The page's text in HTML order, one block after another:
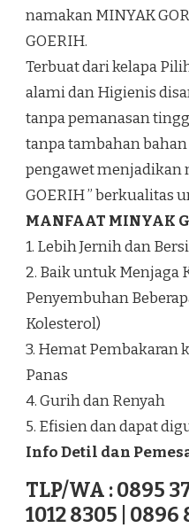
namakan MINYAK
GOERIH.
Terbuat dari kelapa
alami dan Higienis
tanpa pemanasan
tanpa tambahan
pengawet menjadikan
GOERIH ” berkualitas
MANFAAT MINYAK
1. Lebih Jernih dan
2. Baik untuk Menjaga
Penyembuhan
Kolesterol)
3. Hemat Pembakaran
Panas
4. Gurih dan Renyah
5. Efisien dan dapat
Info Detil dan
TLP/WA : 0895
1012 8305 | 0896